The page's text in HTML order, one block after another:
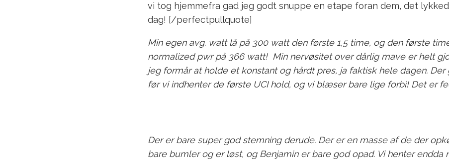
vi tog hjemmefra gad jeg godt snuppe en etape foran dem, det
dag! [/perfectpullquote]
Min egen avg. watt lå på 300 watt den første 1,5 time, og den første
normalized pwr på 366 watt! Min nervøsitet over dårlig mave er helt
jeg formår at holde et konstant og hårdt pres, ja faktisk hele dagen.
før vi indhenter de første UCI hold, og vi blæser bare lige forbi! Det er
Der er bare super god stemning derude. Der er en masse af de der
bare bumler og er løst, og Benjamin er bare god opad. Vi henter endda